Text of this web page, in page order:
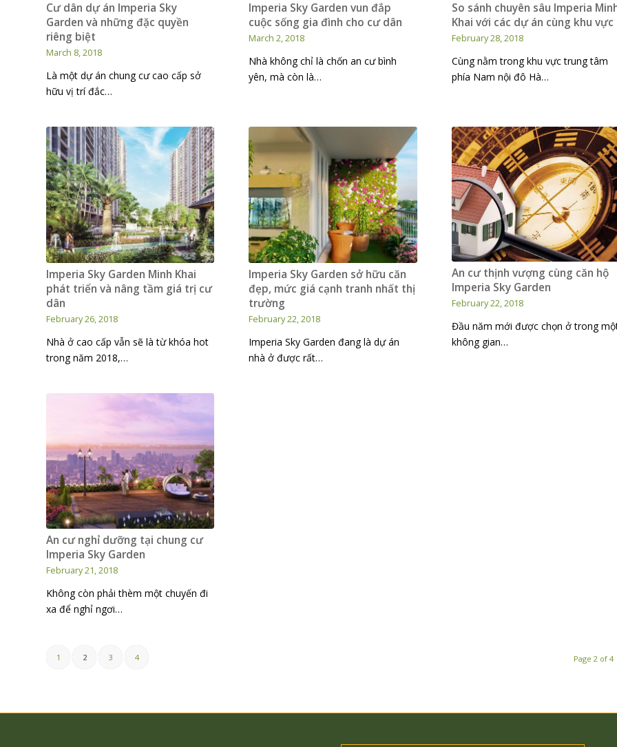
Cư dân dự án Imperia Sky
Garden và những đặc quyền
riêng biệt
March 8, 2018
Là một dự án chung cư cao cấp sở
hữu vị trí đắc…
Imperia Sky Garden vun đắp
cuộc sống gia đình cho cư dân
March 2, 2018
Nhà không chỉ là chốn an cư bình
yên, mà còn là…
So sánh chuyên sâu Imperia
Khai với các dự án cùng khu vực
February 28, 2018
Cùng nằm trong khu vực trung tâm
phía Nam nội đô Hà…
Imperia Sky Garden Minh Khai
phát triển và nâng tầm giá trị cư
dân
February 26, 2018
Nhà ở cao cấp vẫn sẽ là từ khóa hot
trong năm 2018,…
Imperia Sky Garden sở hữu căn
đẹp, mức giá cạnh tranh nhất thị
trường
February 22, 2018
Imperia Sky Garden đang là dự án
nhà ở được rất…
An cư thịnh vượng cùng căn hộ
Imperia Sky Garden
February 22, 2018
Đầu năm mới được chọn ở trong
không gian…
An cư nghỉ dưỡng tại chung cư
Imperia Sky Garden
February 21, 2018
Không còn phải thèm một chuyến đi
xa để nghỉ ngơi…
Page 2 of 4
1 2 3 4